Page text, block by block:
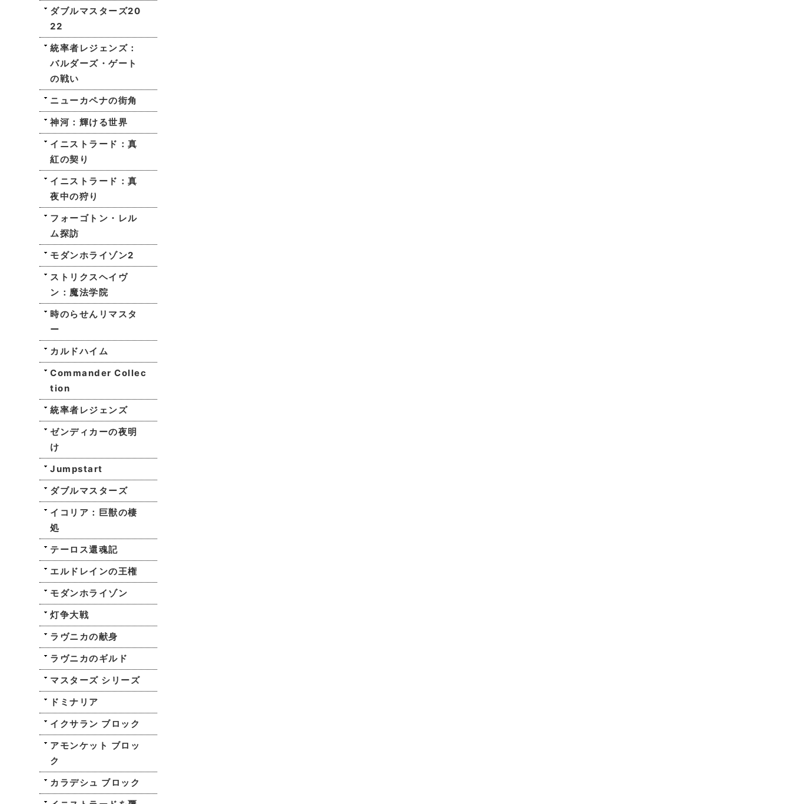
ダブルマスターズ20
22
統率者レジェンズ：
バルダーズ・ゲート
の戦い
ニューカペナの街角
神河：輝ける世界
イニストラード：真
紅の契り
イニストラード：真
夜中の狩り
フォーゴトン・レル
ム探訪
モダンホライゾン2
ストリクスヘイヴ
ン：魔法学院
時のらせんリマスタ
ー
カルドハイム
Commander Collec
tion
統率者レジェンズ
ゼンディカーの夜明
け
Jumpstart
ダブルマスターズ
イコリア：巨獣の棲
処
テーロス還魂記
エルドレインの王権
モダンホライゾン
灯争大戦
ラヴニカの献身
ラヴニカのギルド
マスターズ シリーズ
ドミナリア
イクサラン ブロック
アモンケット ブロッ
ク
カラデシュ ブロック